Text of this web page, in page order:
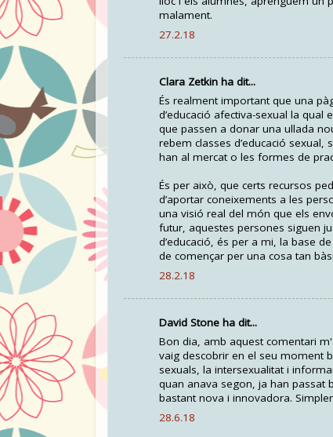
malament.
27.2.18
Clara Zetkin ha dit...
És realment important que una
d’educació afectiva-sexual la
que passen a donar una ullada
rebem classes d’educació
han al mercat o les formes de
És per això, que certs recursos
d’aportar coneixements a les
una visió real del món que els
futur, aquestes persones siguen
d’educació, és per a mi, la base
de començar per una cosa tan
28.2.18
David Stone ha dit...
Bon dia, amb aquest comentari
vaig descobrir en el seu moment
sexuals, la intersexualitat i
quan anava segon, ja han passat
bastant nova i innovadora.
28.6.18